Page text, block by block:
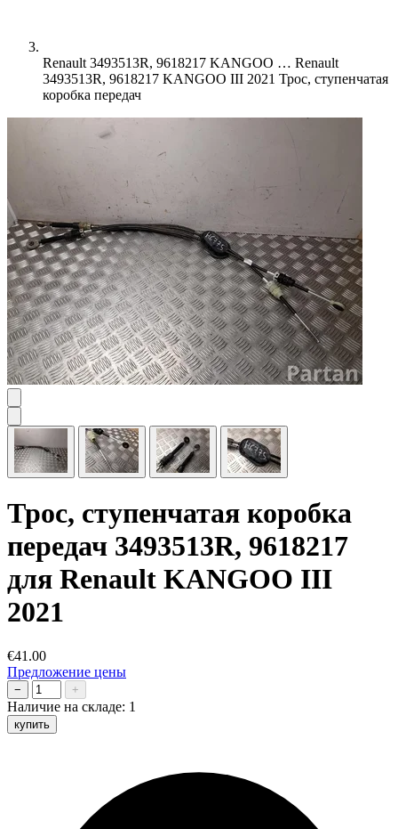
Renault 3493513R, 9618217 KANGOO … Renault
3493513R, 9618217 KANGOO III 2021 Трос, ступенчатая
коробка передач
Трос, ступенчатая коробка
передач 3493513R, 9618217
для Renault KANGOO III
2021
€41.00
Предложение цены
− +
Наличие на складе: 1
купить